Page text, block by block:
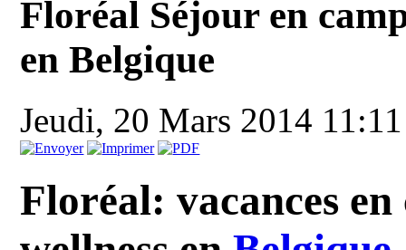
Floréal Séjour en
en Belgique
Jeudi, 20 Mars 2014
Floréal: vacances